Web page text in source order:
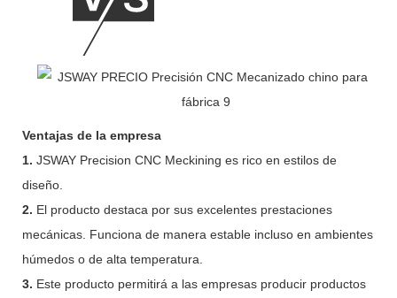
Ventajas de la empresa
1. JSWAY Precision CNC Meckining es rico en estilos de
diseño.
2. El producto destaca por sus excelentes prestaciones
mecánicas. Funciona de manera estable incluso en ambientes
húmedos o de alta temperatura.
3. Este producto permitirá a las empresas producir productos